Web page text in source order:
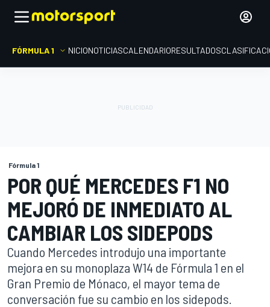
FÓRMULA 1 INICIONOTICIASCALENDARIORESULTADOS
Fórmula 1
POR QUÉ MERCEDES F1 NO
MEJORÓ DE INMEDIATO AL
CAMBIAR LOS SIDEPODS
Cuando Mercedes introdujo una importante
mejora en su monoplaza W14 de Fórmula 1 en el
Gran Premio de Mónaco, el mayor tema de
conversación fue su cambio en los sidepods.